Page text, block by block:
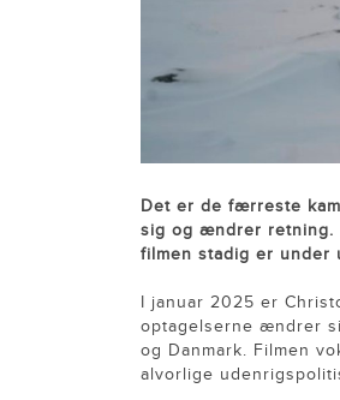
Det er de færreste
sig og ændrer retning.
filmen stadig er under
I januar 2025 er
optagelserne ændrer
og Danmark. Filmen
alvorlige